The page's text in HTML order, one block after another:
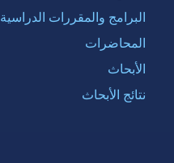
البرامج والمقررات الدراسية
المحاضرات
الأبحاث
نتائج الأبحاث